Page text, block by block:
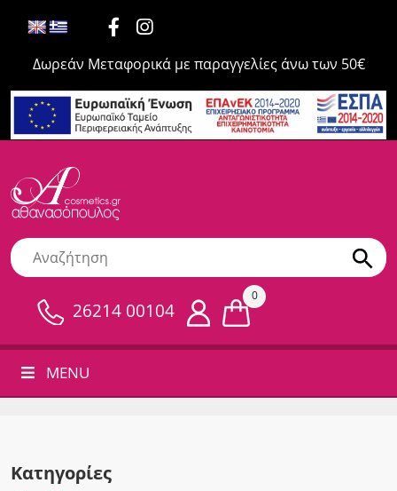
Δωρεάν Μεταφορικά με παραγγελίες άνω των 50€
26214 00104
0
MENU
Κατηγορίες